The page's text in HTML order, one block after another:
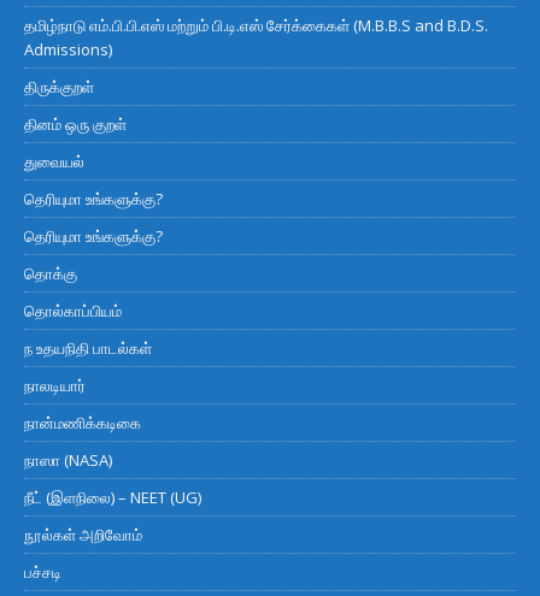
தமிழ்நாடு எம்.பி.பி.எஸ் மற்றும் பி.டி.எஸ் சேர்க்கைகள் (M.B.B.S and B.D.S.
Admissions)
திருக்குறள்
தினம் ஒரு குறள்
துவையல்
தெரியுமா உங்களுக்கு?
தெரியுமா உங்களுக்கு?
தொக்கு
தொல்காப்பியம்
ந உதயநிதி பாடல்கள்
நாலடியார்
நான்மணிக்கடிகை
நாஸா (NASA)
நீட் (இளநிலை) – NEET (UG)
நூல்கள் அறிவோம்
பச்சடி